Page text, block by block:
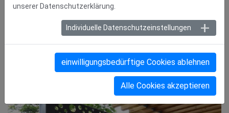
unserer Datenschutzerklärung.
Individuelle Datenschutzeinstellungen
einwilligungsbedürftige Cookies ablehnen
Alle Cookies akzeptieren